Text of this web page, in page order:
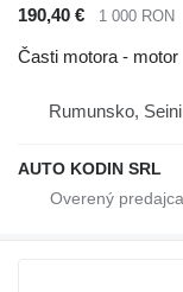
190,40 €
1 000 RON
Časti motora - motor
Rumunsko, Seini
AUTO KODIN SRL